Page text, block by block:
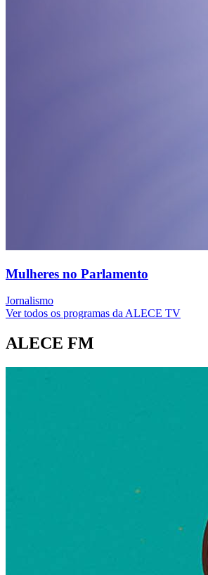
Mulheres no Parlamento
Jornalismo
Ver todos os programas da ALECE TV
ALECE FM